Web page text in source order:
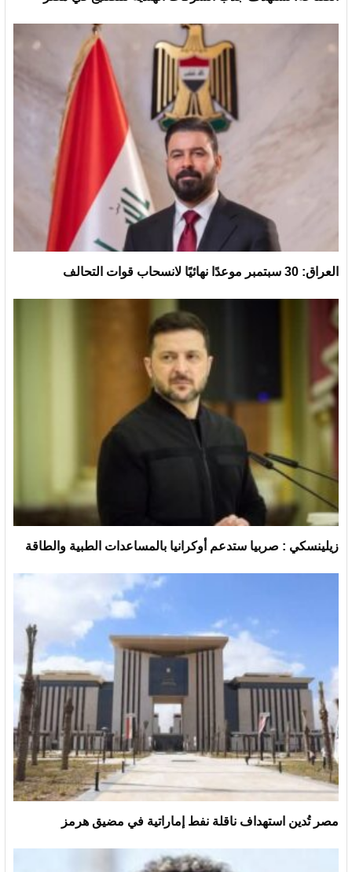
العراق: 30 سبتمبر موعدًا نهائيًا لانسحاب قوات التحالف
زيلينسكي : صربيا ستدعم أوكرانيا بالمساعدات الطبية والطاقة
مصر تُدين استهداف ناقلة نفط إماراتية في مضيق هرمز